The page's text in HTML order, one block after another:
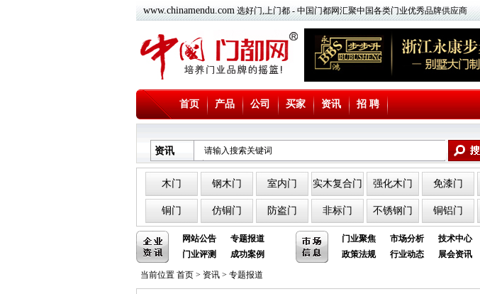
www.chinamendu.com选好门,上门都 - 中国门都网汇聚中国各类门业优秀品牌供应商
首页 产品 公司 买家 资讯 招 聘
资讯
木门 钢木门 室内门 实木复合门 强化木门 免漆门
铜门 仿铜门 防盗门 非标门 不锈钢门 铜铝门
网站公告
专题报道
门业评测
成功案例
门业聚焦 市场分析
技术中心
政策法规
行业动态 展会资讯
当前位置 首页 > 资讯 > 专题报道